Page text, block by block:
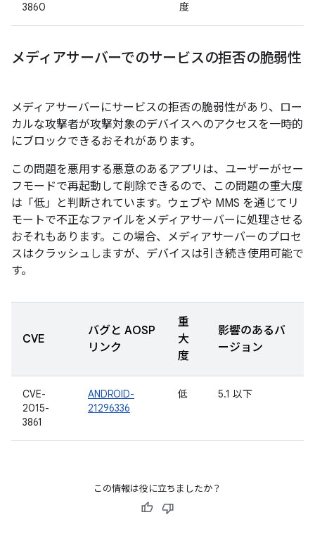
3860
度
メディアサーバーでのサービスの拒否の脆弱性
メディアサーバーにサービスの拒否の脆弱性があり、ロー
カルな攻撃者が攻撃対象のデバイスへのアクセスを一時的
にブロックできるおそれがあります。
この問題を悪用する悪意のあるアプリは、ユーザーがセー
フモードで再起動して削除できるので、この問題の重大度
は「低」と判断されています。ウェブや MMS を通じてリ
モートで不正なファイルをメディアサーバーに処理させる
おそれもあります。この場合、メディアサーバーのプロセ
スはクラッシュしますが、デバイスは引き続き使用可能で
す。
CVE
バグと AOSP
リンク
重
大
度
影響のあるバ
ージョン
CVE-
2015-
3861
ANDROID-
21296336
低 5.1 以下
この情報は役に立ちましたか？